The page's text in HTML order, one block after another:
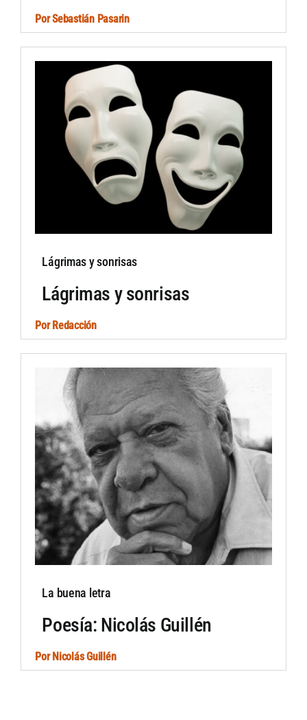
PorSebastián Pasarin
Lágrimas y sonrisas
Lágrimas y sonrisas
PorRedacción
La buena letra
Poesía: Nicolás Guillén
Por Nicolás Guillén